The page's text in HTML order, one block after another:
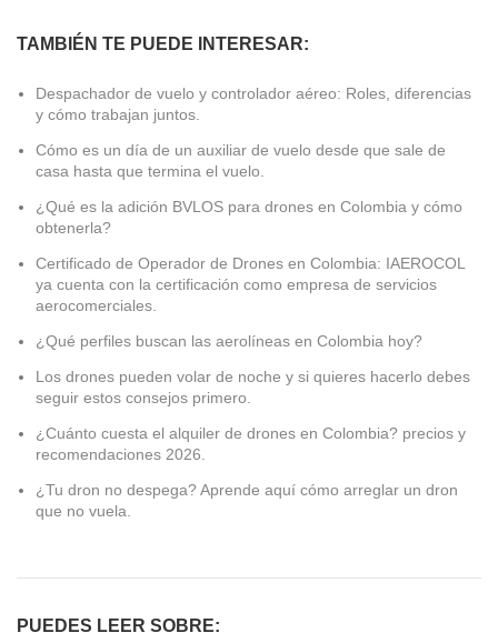
TAMBIÉN TE PUEDE INTERESAR:
Despachador de vuelo y controlador aéreo: Roles, diferencias
y cómo trabajan juntos.
Cómo es un día de un auxiliar de vuelo desde que sale de
casa hasta que termina el vuelo.
¿Qué es la adición BVLOS para drones en Colombia y cómo
obtenerla?
Certificado de Operador de Drones en Colombia: IAEROCOL
ya cuenta con la certificación como empresa de servicios
aerocomerciales.
¿Qué perfiles buscan las aerolíneas en Colombia hoy?
Los drones pueden volar de noche y si quieres hacerlo debes
seguir estos consejos primero.
¿Cuánto cuesta el alquiler de drones en Colombia? precios y
recomendaciones 2026.
¿Tu dron no despega? Aprende aquí cómo arreglar un dron
que no vuela.
PUEDES LEER SOBRE: